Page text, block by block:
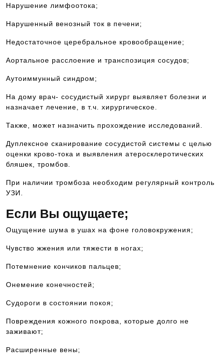
Нарушение лимфоотока;
Нарушенный венозный ток в печени;
Недостаточное церебральное кровообращение;
Аортальное расслоение и транспозиция сосудов;
Аутоиммунный синдром;
На дому врач- сосудистый хирург выявляет болезни и
назначает лечение, в т.ч. хирургическое.
Также, может назначить прохождение исследований.
Дуплексное сканирование сосудистой системы с целью
оценки крово-тока и выявления атеросклеротических
бляшек, тромбов.
При наличии тромбоза необходим регулярный контроль
УЗИ.
Если Вы ощущаете;
Ощущение шума в ушах на фоне головокружения;
Чувство жжения или тяжести в ногах;
Потемнение кончиков пальцев;
Онемение конечностей;
Судороги в состоянии покоя;
Повреждения кожного покрова, которые долго не
заживают;
Расширенные вены;